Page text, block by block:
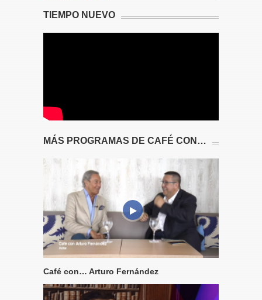
TIEMPO NUEVO
MÁS PROGRAMAS DE CAFÉ CON…
Café con… Arturo Fernández